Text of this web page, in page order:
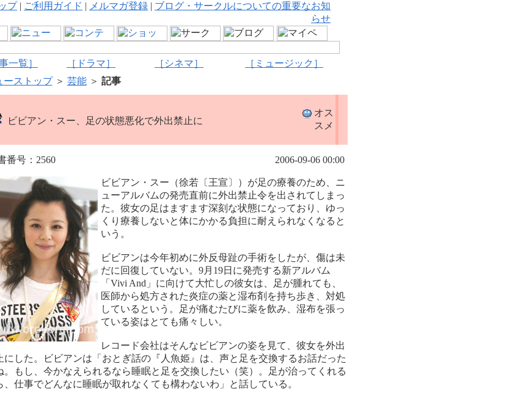
プ| ご利用ガイド | メルマガ登録 | ブログ・サークルについての重要なお知
らせ
一覧］ ［ドラマ］ ［シネマ］ ［ミュージック］
ーストップ＞ 芸能＞ 記事
ビビアン・スー、足の状態悪化で外出禁止に
オス
スメ
番号：2560 2006-09-06 00:00
ビビアン・スー（徐若〔王宣〕）が足の療養のため、ニ
ューアルバムの発売直前に外出禁止令を出されてしまっ
た。彼女の足はますます深刻な状態になっており、ゆっ
くり療養しないと体にかかる負担に耐えられなくなると
いう。
ビビアンは今年初めに外反母趾の手術をしたが、傷は未
だに回復していない。9月19日に発売する新アルバム
「Vivi And」に向けて大忙しの彼女は、足が腫れても、
医師から処方された炎症の薬と湿布剤を持ち歩き、対処
しているという。足が痛むたびに薬を飲み、湿布を張っ
ている姿はとても痛々しい。
レコード会社はそんなビビアンの姿を見て、彼女を外出
にした。ビビアンは「おとぎ話の『人魚姫』は、声と足を交換するお話だった
。もし、今かなえられるなら睡眠と足を交換したい（笑）。足が治ってくれる
、仕事でどんなに睡眠が取れなくても構わないわ」と話している。